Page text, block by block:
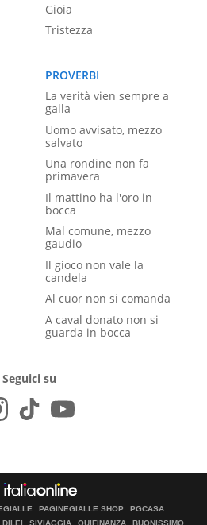
Gioia
Tristezza
PROVERBI
La verità vien sempre a
galla
Uomo avvisato, mezzo
salvato
Una rondine non fa
primavera
Il mattino ha l'oro in
bocca
Mal comune, mezzo
gaudio
Il gioco non vale la
candela
Al cuor non si comanda
A caval donato non si
guarda in bocca
Seguici su
PAGINEGIALLE SHOP
PGCASA